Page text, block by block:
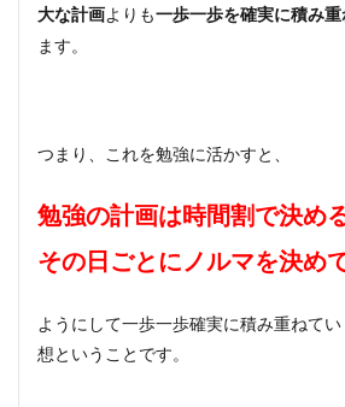
大な計画よりも一歩一歩を確実に積み重
ます。
つまり、これを勉強に活かすと、
勉強の計画は時間割で決め
その日ごとにノルマを決め
ようにして一歩一歩確実に積み重ねて
想ということです。